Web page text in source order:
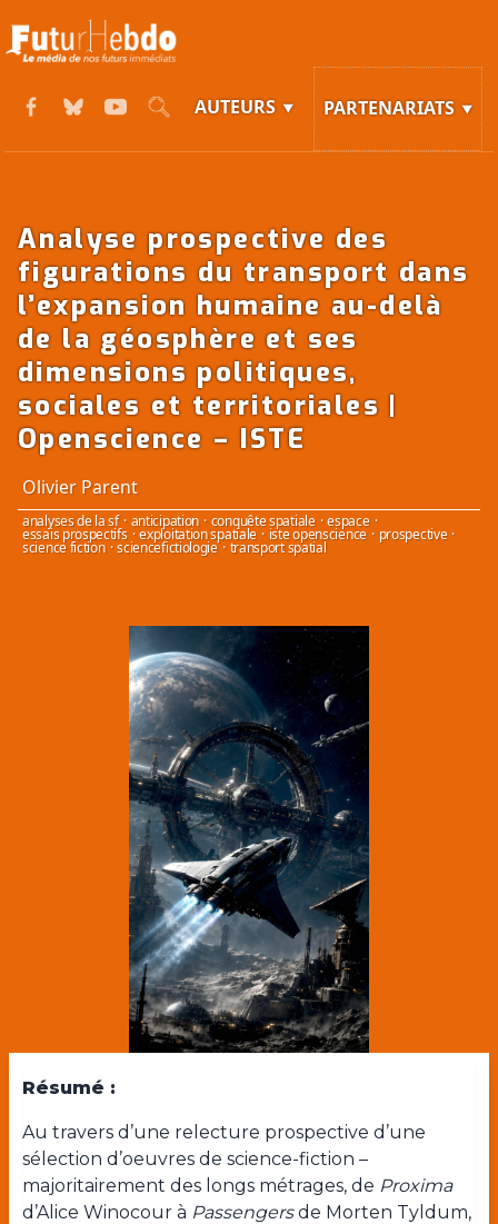
AUTEURS PARTENARIATS
Analyse prospective des
figurations du transport dans
l’expansion humaine au-delà
de la géosphère et ses
dimensions politiques,
sociales et territoriales |
Openscience – ISTE
Olivier Parent
analyses de la sf · anticipation · conquête spatiale · espace ·
essais prospectifs · exploitation spatiale · iste openscience · prospective ·
science fiction · sciencefictiologie · transport spatial
Résumé :
Au travers d’une relecture prospective d’une
sélection d’oeuvres de science-fiction –
majoritairement des longs métrages, de Proxima
d’Alice Winocour à Passengersde Morten Tyldum,